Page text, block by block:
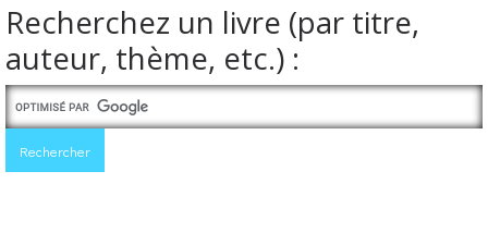
Recherchez un livre (par titre,
auteur, thème, etc.) :